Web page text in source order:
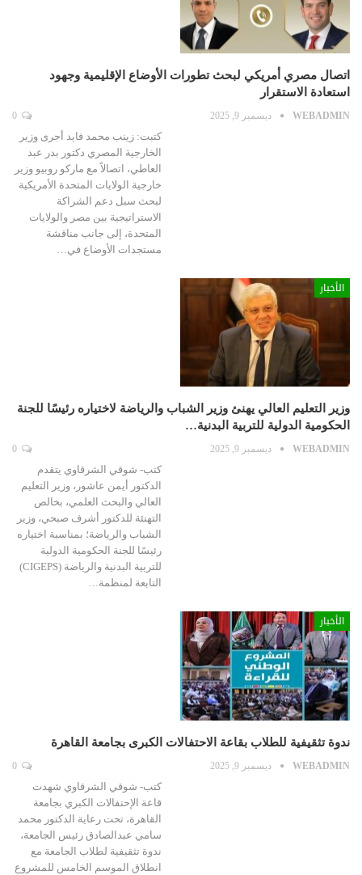
اتصال مصري أمريكي لبحث تطورات الأوضاع الإقليمية وجهود
استعادة الاستقرار
WEBADMIN ديسمبر 9, 2025
كتبت: زينب محمد فايد أجرى وزير
الخارجية المصري دكتور بدر عبد
العاطي، اتصالاً مع ماركو روبيو وزير
خارجية الولايات المتحدة الأمريكية
لبحث سبل دعم الشراكة
الاستراتيجية بين مصر والولايات
المتحدة، إلى جانب مناقشة
مستجدات الأوضاع في…
الأخبار
وزير التعليم العالي يهنئ وزير الشباب والرياضة لاختياره رئيسًا للجنة
الحكومية الدولية للتربية البدنية…
WEBADMIN ديسمبر 9, 2025
كتب- شوقي الشرقاوي يتقدم
الدكتور أيمن عاشور، وزير التعليم
العالي والبحث العلمي، بخالص
التهنئة للدكتور أشرف صبحي، وزير
الشباب والرياضة؛ بمناسبة اختياره
رئيسًا للجنة الحكومية الدولية
للتربية البدنية والرياضة (CIGEPS)
التابعة لمنظمة…
الأخبار
ندوة تثقيفية للطلاب بقاعة الاحتفالات الكبرى بجامعة القاهرة
WEBADMIN ديسمبر 9, 2025
كتب- شوقي الشرقاوي شهدت
قاعة الإحتفالات الكبري بجامعة
القاهرة، تحت رعاية الدكتور محمد
سامي عبدالصادق رئيس الجامعة،
ندوة تثقيفية لطلاب الجامعة مع
انطلاق الموسم الخامس للمشروع